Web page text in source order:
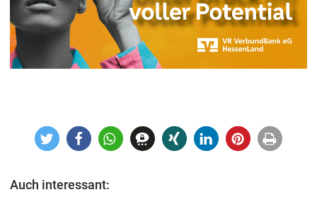
Auch interessant: